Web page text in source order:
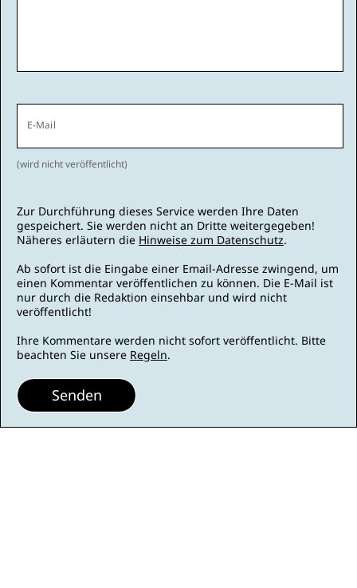
E-Mail
(wird nicht veröffentlicht)
Zur Durchführung dieses Service werden Ihre Daten
gespeichert. Sie werden nicht an Dritte weitergegeben!
Näheres erläutern die Hinweise zum Datenschutz.
Ab sofort ist die Eingabe einer Email-Adresse zwingend, um
einen Kommentar veröffentlichen zu können. Die E-Mail ist
nur durch die Redaktion einsehbar und wird nicht
veröffentlicht!
Ihre Kommentare werden nicht sofort veröffentlicht. Bitte
beachten Sie unsere Regeln.
Senden